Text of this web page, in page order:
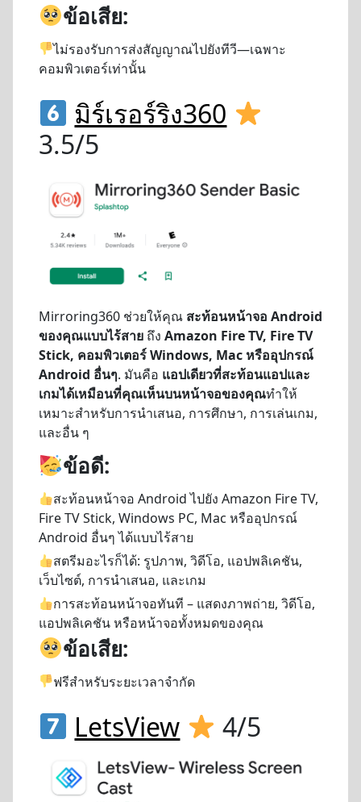
ข้อเสีย:
ไม่รองรับการส่งสัญญาณไปยังทีวี—เฉพาะ
คอมพิวเตอร์เท่านั้น
มิร์เรอร์ริง360
3.5/5
Mirroring360 ช่วยให้คุณ สะท้อนหน้าจอ Android
ของคุณแบบไร้สาย ถึง Amazon Fire TV, Fire TV
Stick, คอมพิวเตอร์ Windows, Mac หรืออุปกรณ์
Android อื่นๆ. มันคือ แอปเดียวที่สะท้อนแอปและ
เกมได้เหมือนที่คุณเห็นบนหน้าจอของคุณทำให้
เหมาะสำหรับการนำเสนอ, การศึกษา, การเล่นเกม,
และอื่น ๆ
ข้อดี:
สะท้อนหน้าจอ Android ไปยัง Amazon Fire TV,
Fire TV Stick, Windows PC, Mac หรืออุปกรณ์
Android อื่นๆ ได้แบบไร้สาย
สตรีมอะไรก็ได้: รูปภาพ, วิดีโอ, แอปพลิเคชัน,
เว็บไซต์, การนำเสนอ, และเกม
การสะท้อนหน้าจอทันที – แสดงภาพถ่าย, วิดีโอ,
แอปพลิเคชัน หรือหน้าจอทั้งหมดของคุณ
ข้อเสีย:
ฟรีสำหรับระยะเวลาจำกัด
LetsView 4/5